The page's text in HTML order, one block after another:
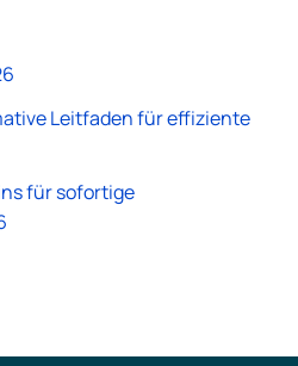
Leitfaden für effiziente
für sofortige